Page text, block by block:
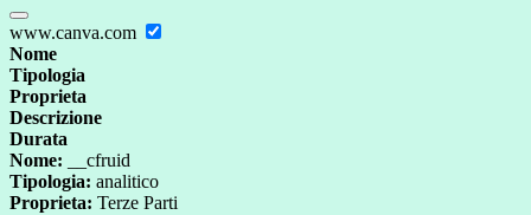
www.canva.com
Nome
Tipologia
Proprieta
Descrizione
Durata
Nome: __cfruid
Tipologia: analitico
Proprieta: Terze Parti